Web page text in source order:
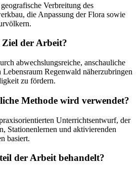
Verbreitung des
die Anpassung der Flora sowie
der Arbeit?
abwechslungsreiche, anschauliche
Regenwald näherzubringen
zu fördern.
Methode wird verwendet?
Unterrichtsentwurf, der
Stationenlernen und aktivierenden
basiert.
der Arbeit behandelt?